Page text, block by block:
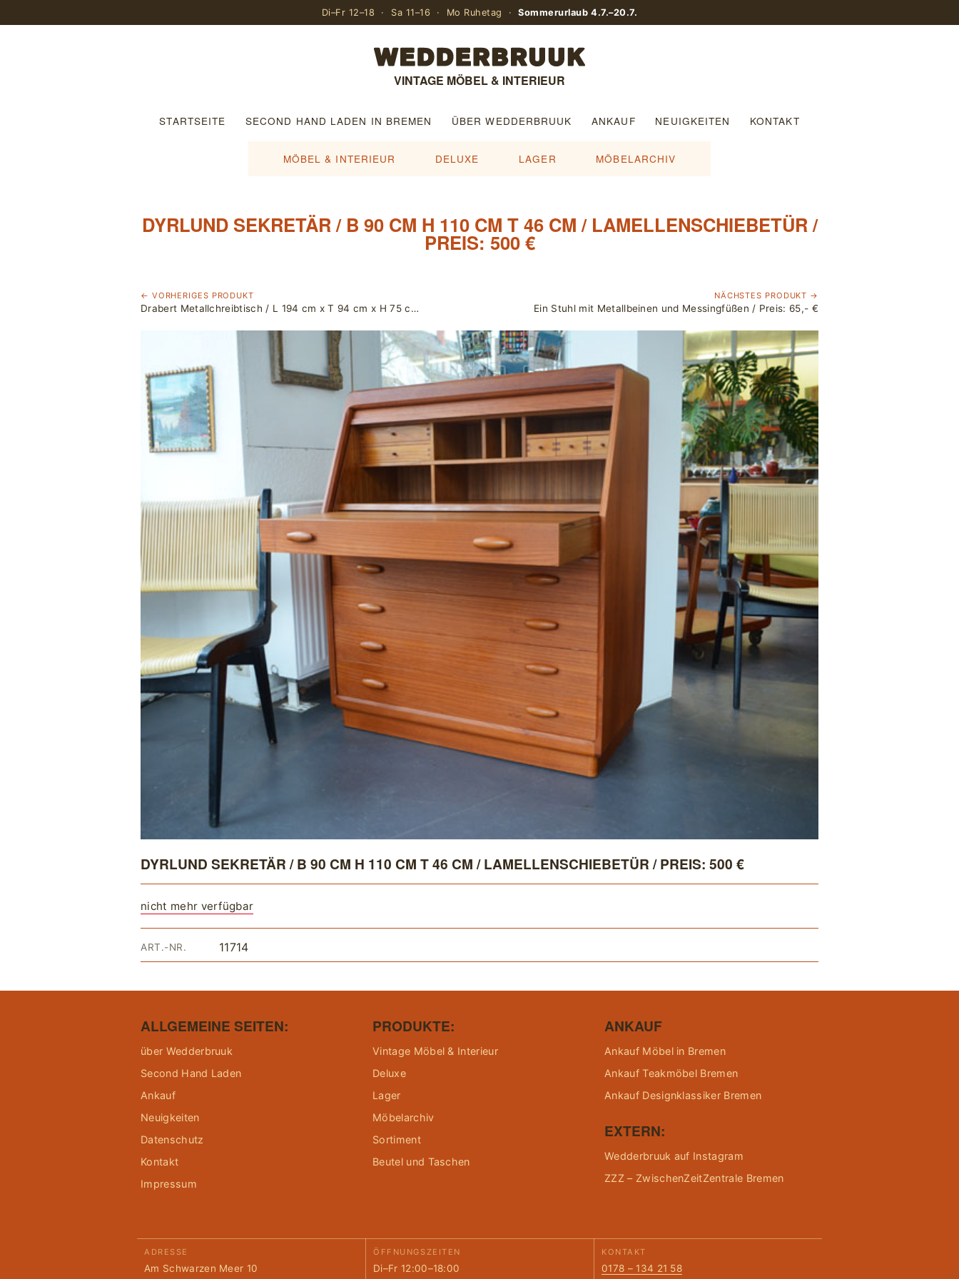
Di–Fr 12–18 · Sa 11–16 · Mo Ruhetag ·Sommerurlaub 4.7.–20.7.
VINTAGE MÖBEL & INTERIEUR
STARTSEITE SECOND HAND LADEN IN BREMEN ÜBER WEDDERBRUUK ANKAUF NEUIGKEITEN KONTAKT
MÖBEL & INTERIEUR DELUXE LAGER MÖBELARCHIV
DYRLUND SEKRETÄR / B 90 CM H 110 CM T 46 CM / LAMELLENSCHIEBETÜR /
PREIS: 500 €
← VORHERIGES PRODUKT
Drabert Metallchreibtisch / L 194 cm x T 94 cm x H 75 cm / Preis: 800 €
NÄCHSTES PRODUKT →
Ein Stuhl mit Metallbeinen und Messingfüßen / Preis: 65,- €
DYRLUND SEKRETÄR / B 90 CM H 110 CM T 46 CM / LAMELLENSCHIEBETÜR / PREIS: 500 €
nicht mehr verfügbar
ART.-NR. 11714
ALLGEMEINE SEITEN:
über Wedderbruuk
Second Hand Laden
Ankauf
Neuigkeiten
Datenschutz
Kontakt
Impressum
PRODUKTE:
Vintage Möbel & Interieur
Deluxe
Lager
Möbelarchiv
Sortiment
Beutel und Taschen
ANKAUF
Ankauf Möbel in Bremen
Ankauf Teakmöbel Bremen
Ankauf Designklassiker Bremen
EXTERN:
Wedderbruuk auf Instagram
ZZZ – ZwischenZeitZentrale Bremen
ADRESSE
Am Schwarzen Meer 10
ÖFFNUNGSZEITEN
Di–Fr 12:00–18:00
KONTAKT
0178 – 134 21 58